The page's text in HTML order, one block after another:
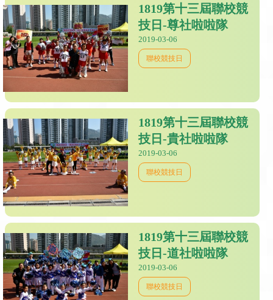
1819第十三屆聯校競
技日-尊社啦啦隊
2019-03-06
聯校競技日
1819第十三屆聯校競
技日-貴社啦啦隊
2019-03-06
聯校競技日
1819第十三屆聯校競
技日-道社啦啦隊
2019-03-06
聯校競技日